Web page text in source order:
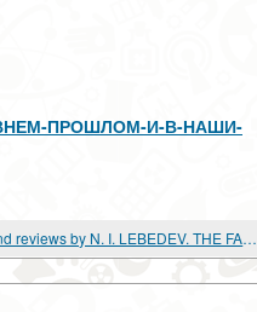
ПРОШЛОМ-И-В-НАШИ-
Reviews and reviews by N. I. LEBEDEV. THE FALL OF THE ANTONESCU DICTATORSHIP